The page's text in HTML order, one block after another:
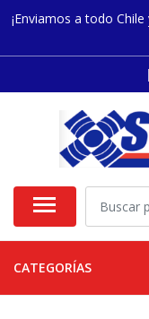
¡Enviamos a todo
|
CATEGORÍAS